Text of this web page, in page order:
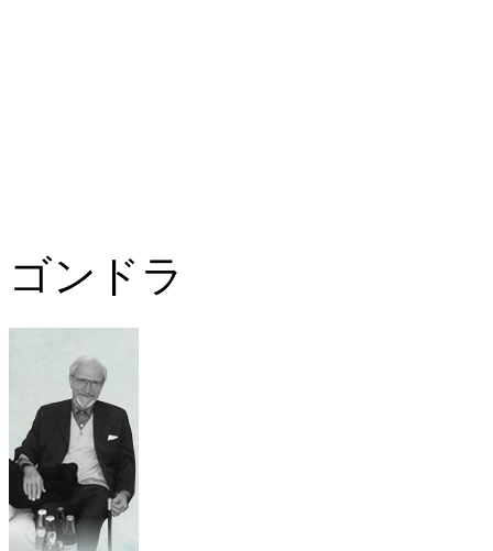
熟したザクロ